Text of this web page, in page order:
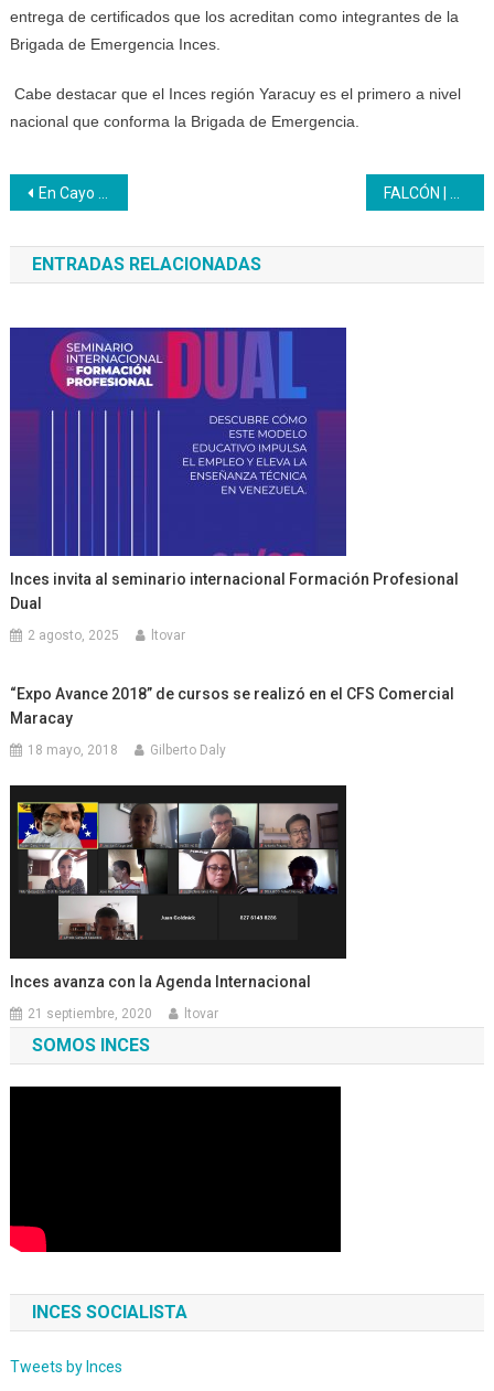
entrega de certificados que los acreditan como integrantes de la
Brigada de Emergencia Inces.
Cabe destacar que el Inces región Yaracuy es el primero a nivel
nacional que conforma la Brigada de Emergencia.
Navegación
de
entradas
En Cayo Cet Belice la maestra Yoselin Ledezma promueve la agroecología
ENTRADAS RELACIONADAS
Inces invita al seminario internacional Formación Profesional
Dual
2 agosto, 2025 ltovar
“Expo Avance 2018” de cursos se realizó en el CFS Comercial
Maracay
18 mayo, 2018 Gilberto Daly
Inces avanza con la Agenda Internacional
21 septiembre, 2020 ltovar
SOMOS INCES
INCES SOCIALISTA
Tweets by Inces